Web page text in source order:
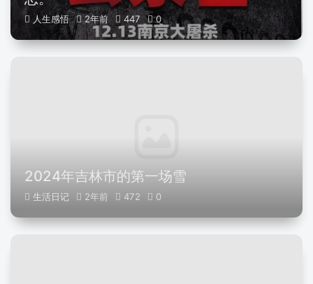
人生感悟 2年前 447 0
2024年吉林市的第一场雪
生活日记 2年前 472 0